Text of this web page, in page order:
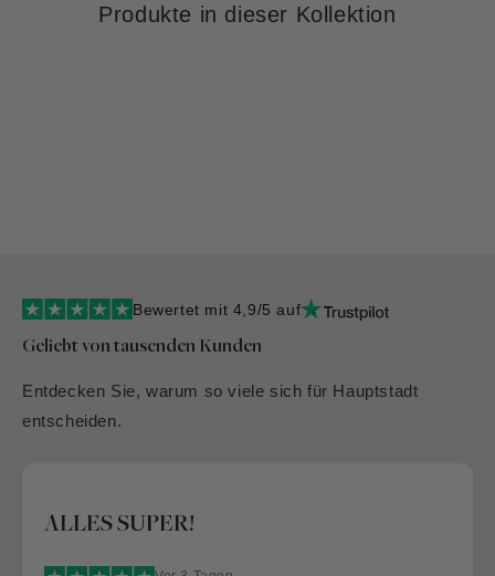
Produkte in dieser Kollektion
Bewertet mit 4,9/5 auf
Geliebt von tausenden Kunden
Entdecken Sie, warum so viele sich für Hauptstadt
entscheiden.
Dass es so was wie die